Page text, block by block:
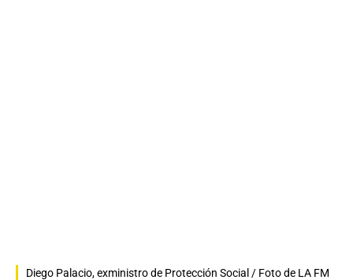
Diego Palacio, exministro de Protección Social / Foto de LA FM